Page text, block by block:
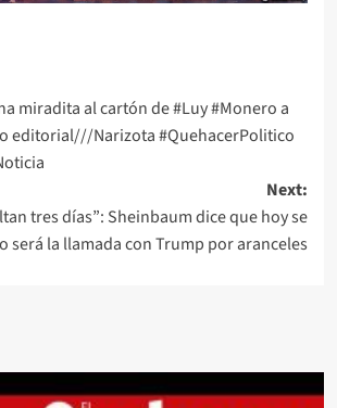
miradita al cartón de #Luy #Monero a
editorial///Narizota #QuehacerPolitico
Next:
tres días”: Sheinbaum dice que hoy se
será la llamada con Trump por aranceles